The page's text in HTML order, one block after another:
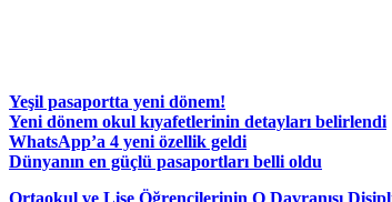
Yeşil pasaportta yeni dönem!
Yeni dönem okul kıyafetlerinin detayları belirlendi
WhatsApp’a 4 yeni özellik geldi
Dünyanın en güçlü pasaportları belli oldu